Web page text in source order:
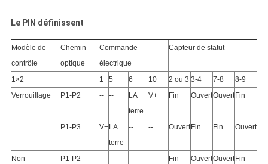
Le PIN définissent
Modèle de
contrôle
Chemin
optique
Commande
électrique
Capteur de statut
1×2 1 5 6 10 2 ou 3 3-4 7-8
8-9
Verrouillage
P1-P2 -- --
LA
terre
V+ Fin OuvertOuvertFin
P1-P3 V+LA
terre
-- -- OuvertFin Fin Ouvert
Non-
P1-P2 -- -- -- -- Fin OuvertOuvertFin